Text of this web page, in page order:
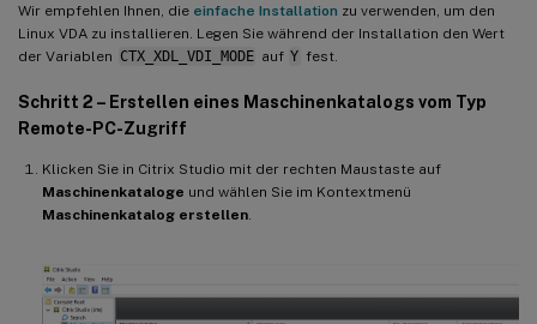
Wir empfehlen Ihnen, die einfache Installation zu verwenden, um den
Linux VDA zu installieren. Legen Sie während der Installation den Wert
der Variablen CTX_XDL_VDI_MODE auf Y fest.
Schritt 2 – Erstellen eines Maschinenkatalogs vom Typ
Remote-PC-Zugriff
Klicken Sie in Citrix Studio mit der rechten Maustaste auf
Maschinenkataloge und wählen Sie im Kontextmenü
Maschinenkatalog erstellen